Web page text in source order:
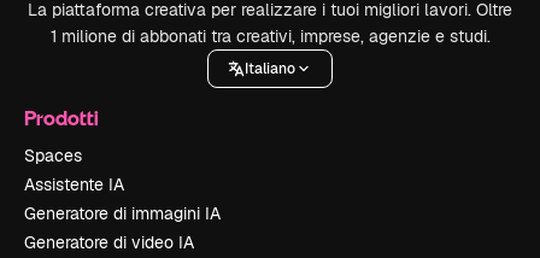
La piattaforma creativa per realizzare i tuoi migliori lavori. Oltre
1 milione di abbonati tra creativi, imprese, agenzie e studi.
Italiano
Prodotti
Spaces
Assistente IA
Generatore di immagini IA
Generatore di video IA